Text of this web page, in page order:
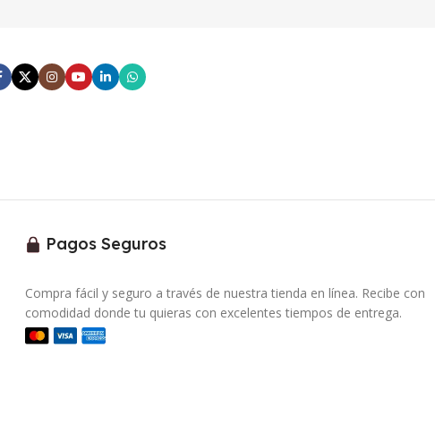
Pagos Seguros
Compra fácil y seguro a través de nuestra tienda en línea. Recibe con
comodidad donde tu quieras con excelentes tiempos de entrega.